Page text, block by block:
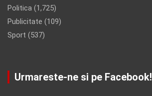
Politica (1,725)
Publicitate (109)
Sport (537)
Urmareste-ne si pe Facebook!